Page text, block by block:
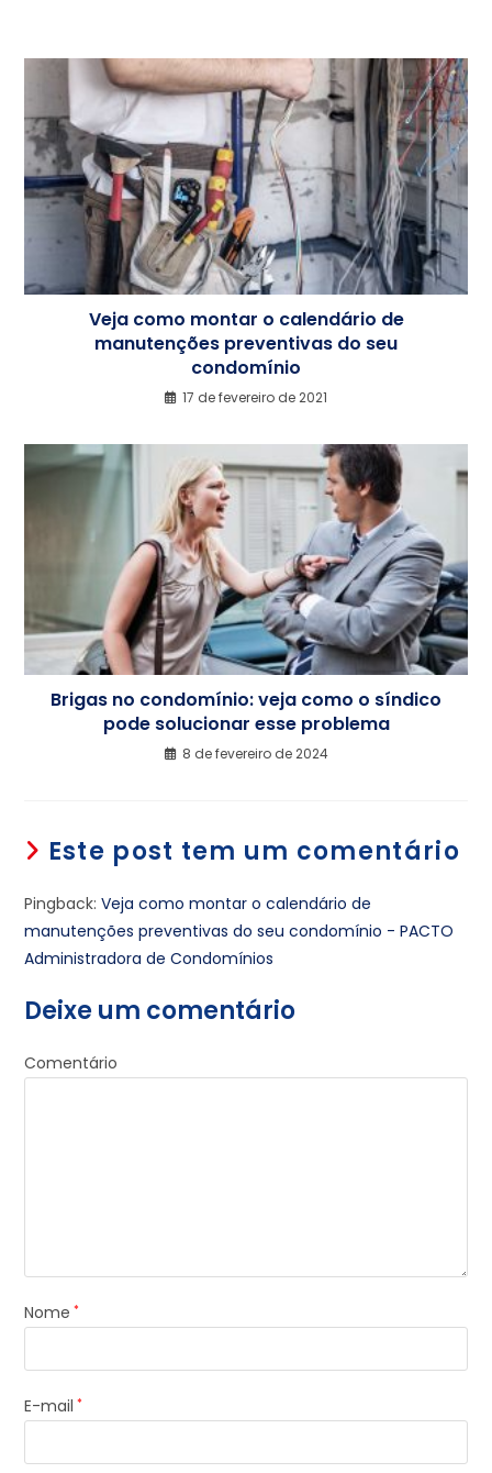
Veja como montar o calendário de
manutenções preventivas do seu
condomínio
17 de fevereiro de 2021
Brigas no condomínio: veja como o síndico
pode solucionar esse problema
8 de fevereiro de 2024
Este post tem um comentário
Pingback:Veja como montar o calendário de
manutenções preventivas do seu condomínio - PACTO
Administradora de Condomínios
Deixe um comentário
Comentário
Nome *
E-mail *